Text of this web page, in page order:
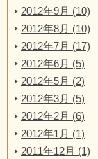
2012年9月 (10)
2012年8月 (10)
2012年7月 (17)
2012年6月 (5)
2012年5月 (2)
2012年3月 (5)
2012年2月 (6)
2012年1月 (1)
2011年12月 (1)